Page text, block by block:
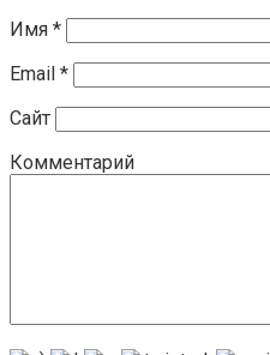
Имя *
Email *
Сайт
Комментарий